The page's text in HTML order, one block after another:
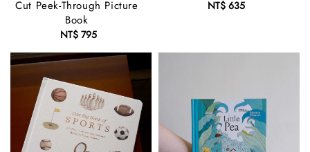
Cut Peek-Through Picture
Book
Regular
price
NT$ 795
Regular
NT$ 635